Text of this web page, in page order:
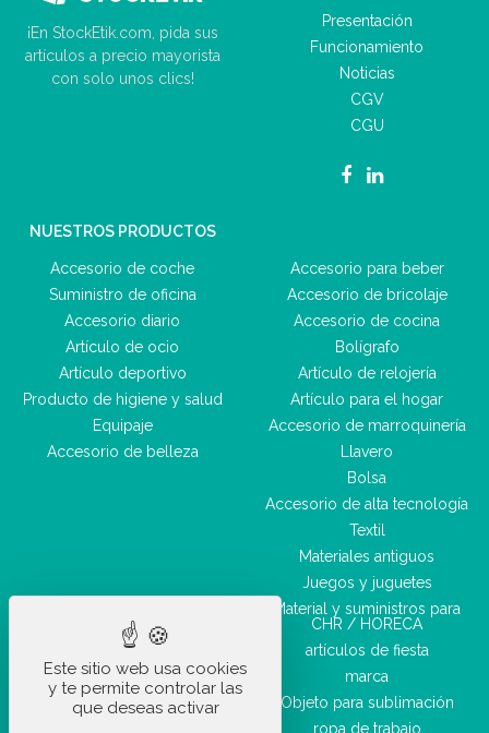
¡En StockEtik.com, pida sus
artículos a precio mayorista
con solo unos clics!
Presentación
Funcionamiento
Noticias
CGV
CGU
NUESTROS PRODUCTOS
Accesorio de coche
Suministro de oficina
Accesorio diario
Artículo de ocio
Artículo deportivo
Producto de higiene y salud
Equipaje
Accesorio de belleza
Accesorio para beber
Accesorio de bricolaje
Accesorio de cocina
Bolígrafo
Artículo de relojería
Artículo para el hogar
Accesorio de marroquinería
Llavero
Bolsa
Accesorio de alta tecnología
Textil
Materiales antiguos
Juegos y juguetes
Material y suministros para
CHR / HORECA
artículos de fiesta
marca
Objeto para sublimación
ropa de trabajo
Este sitio web usa cookies
y te permite controlar las
que deseas activar